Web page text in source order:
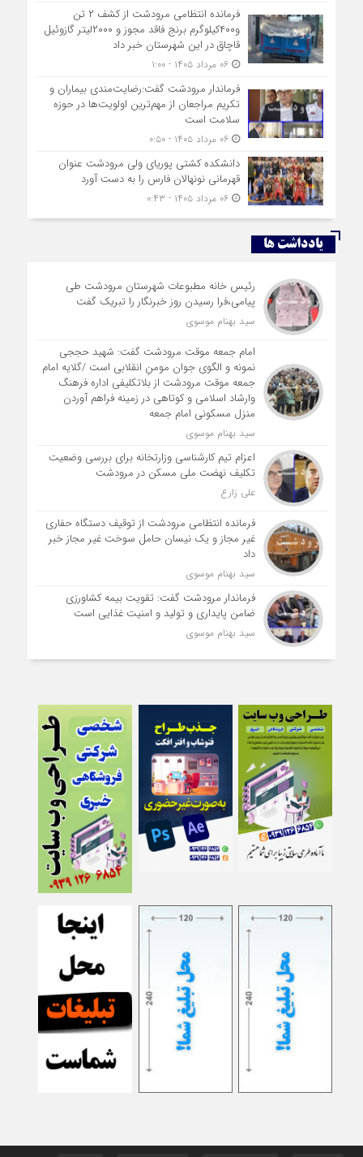
فرمانده انتظامي مرودشت از کشف ۲ تن
و۴۰۰کیلوگرم برنج فاقد مجوز و ۲۰۰۰لیتر گازوئیل
قاچاق در اين شهرستان خبر داد
۰۶ مرداد ۱۴۰۵ - ۱:۰۰
فرماندار مرودشت گفت:رضایت‌مندی بیماران و
تکریم مراجعان از مهم‌ترین اولویت‌ها در حوزه
سلامت است
۰۶ مرداد ۱۴۰۵ - ۰:۵۰
دانشکده کشتی پوریای ولی مرودشت عنوان
قهرمانی نونهالان فارس را به دست آورد
۰۶ مرداد ۱۴۰۵ - ۰:۴۳
یادداشت ها
رئیس خانه مطبوعات شهرستان مرودشت طی
پیامی،فرا رسیدن روز خبرنگار را تبریک گفت
سید بهنام موسوی
امام جمعه موقت مرودشت گفت: شهید حججی
نمونه و الگوی جوان مومنِ انقلابی است /گلایه امام
جمعه موقت مرودشت از بلاتکلیفی اداره فرهنگ
وارشاد اسلامی و کوتاهی در زمینه فراهم آوردن
منزل مسکونی امام جمعه
سید بهنام موسوی
اعزام تیم کارشناسی وزارتخانه برای بررسی وضعیت
تکلیف نهضت ملی مسکن در مرودشت
علی زارع
فرمانده انتظامی مرودشت از توقیف دستگاه حفاری
غیر مجاز و یک نیسان حامل سوخت غیر مجاز خبر
داد
سید بهنام موسوی
فرماندار مرودشت گفت: تقویت بیمه کشاورزی
ضامن پایداری و تولید و امنیت غذایی است
سید بهنام موسوی